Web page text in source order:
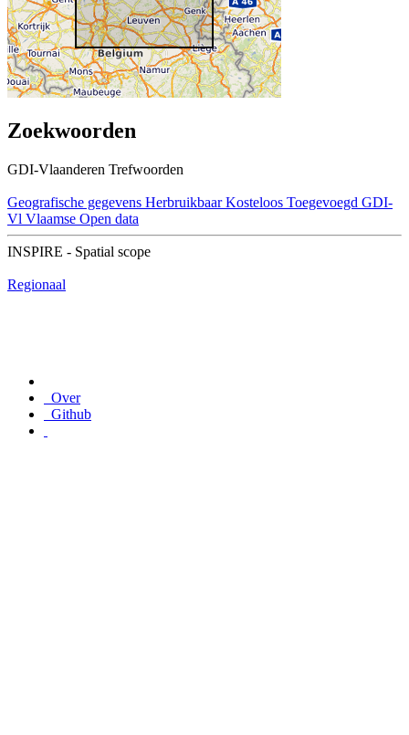
Zoekwoorden
GDI-Vlaanderen Trefwoorden
Geografische gegevens Herbruikbaar Kosteloos Toegevoegd GDI-
Vl Vlaamse Open data
INSPIRE - Spatial scope
Regionaal
Over
Github